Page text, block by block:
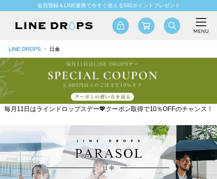
会員登録＆LINE連携で今すぐ使える500ポイントプレゼント
LINE DROPS 日傘
毎月11日はラインドロップスデー💖クーポン取得で10％OFFのチャンス！